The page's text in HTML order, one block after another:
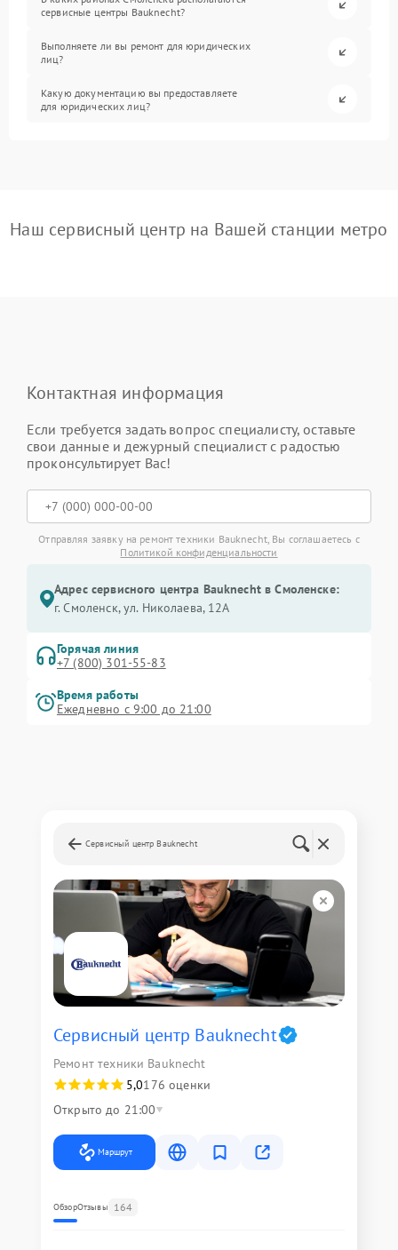
сервисные центры Bauknecht?
Выполняете ли вы ремонт для юридических
лиц?
Какую документацию вы предоставляете
для юридических лиц?
Наш сервисный центр на Вашей станции метро
Контактная информация
Если требуется задать вопрос специалисту, оставьте
свои данные и дежурный специалист с радостью
проконсультирует Вас!
Отправляя заявку на ремонт техники Bauknecht, Вы соглашаетесь с
Политикой конфиденциальности
Адрес сервисного центра Bauknecht в Смоленске:
г. Смоленск, ул. Николаева, 12А
Горячая линия
+7 (800) 301-55-83
Время работы
Ежедневно с 9:00 до 21:00
Сервисный центр Bauknecht
Сервисный центр Bauknecht
Ремонт техники Bauknecht
5,0176 оценки
Открыто до 21:00
Маршрут
ОбзорОтзывы 164